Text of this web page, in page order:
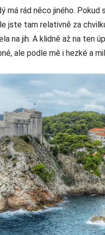
má rád něco jiného.
jste tam relativně za
na jih. A klidně až na ten
ale podle mě i hezké a